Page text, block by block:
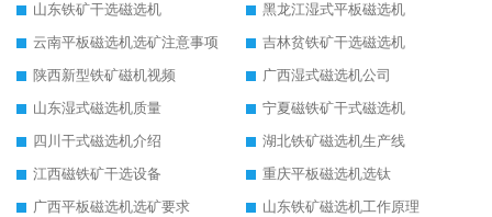
山东铁矿干选磁选机
黑龙江湿式平板磁选机
云南平板磁选机选矿注意事项
吉林贫铁矿干选磁选机
陕西新型铁矿磁机视频
广西湿式磁选机公司
山东湿式磁选机质量
宁夏磁铁矿干式磁选机
四川干式磁选机介绍
湖北铁矿磁选机生产线
江西磁铁矿干选设备
重庆平板磁选机选钛
广西平板磁选机选矿要求
山东铁矿磁选机工作原理